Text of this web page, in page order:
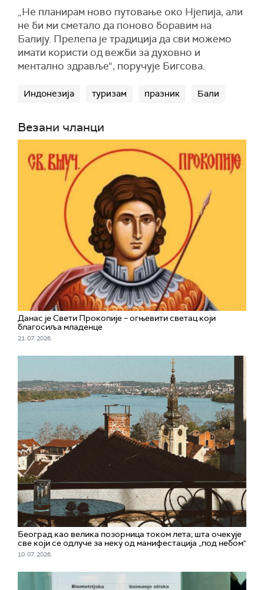
„Не планирам ново путовање око Нјепија, али
не би ми сметало да поново боравим на
Балију. Прелепа је традиција да сви можемо
имати користи од вежби за духовно и
ментално здравље“, поручује Бигсова.
Индонезија туризам празник Бали
Везани чланци
Данас је Свети Прокопије – огњевити светац који
благосиља младенце
21. 07. 2026.
Београд као велика позорница током лета; шта очекује
све који се одлуче за неку од манифестација „под небом"
10. 07. 2026.